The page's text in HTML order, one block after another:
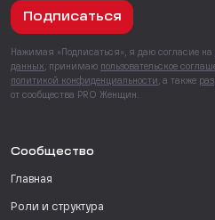
Подписаться
Нажимая «Подписаться», я даю согласие на
данных , принимаю пользовательское
политикой конфиденциальности , а также
от сообщества PRO Женщин.
Сообщество
Главная
Роли и структура